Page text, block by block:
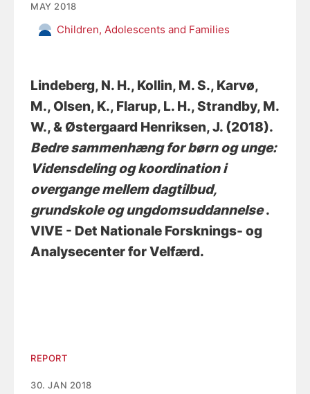
MAY 2018
Children, Adolescents and Families
Lindeberg, N. H., Kollin, M. S., Karvø,
M., Olsen, K., Flarup, L. H., Strandby, M.
W., & Østergaard Henriksen, J. (2018).
Bedre sammenhæng for børn og unge:
Vidensdeling og koordination i
overgange mellem dagtilbud,
grundskole og ungdomsuddannelse.
VIVE - Det Nationale Forsknings- og
Analysecenter for Velfærd.
REPORT
30. JAN 2018